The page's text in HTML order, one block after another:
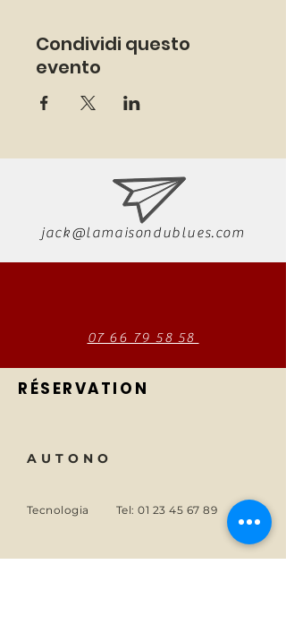
Condividi questo
evento
jack@lamaisondublues.com
07 66 79 58 58
RÉSERVATION
AUTONO
Tecnologia Tel:01 23 45 67 89